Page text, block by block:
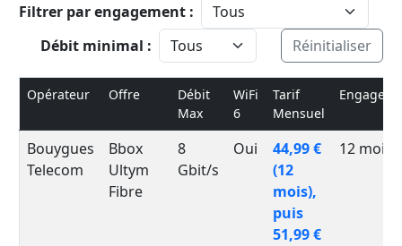
Filtrer par engagement :
Débit minimal :
Réinitialiser
Opérateur Offre
Débit
Max
WiFi
6
Tarif
Mensuel
Bouygues
Telecom
Bbox
Ultym
Fibre
8
Gbit/s
Oui
44,99 €
(12
mois),
puis
51,99 €
12 mois